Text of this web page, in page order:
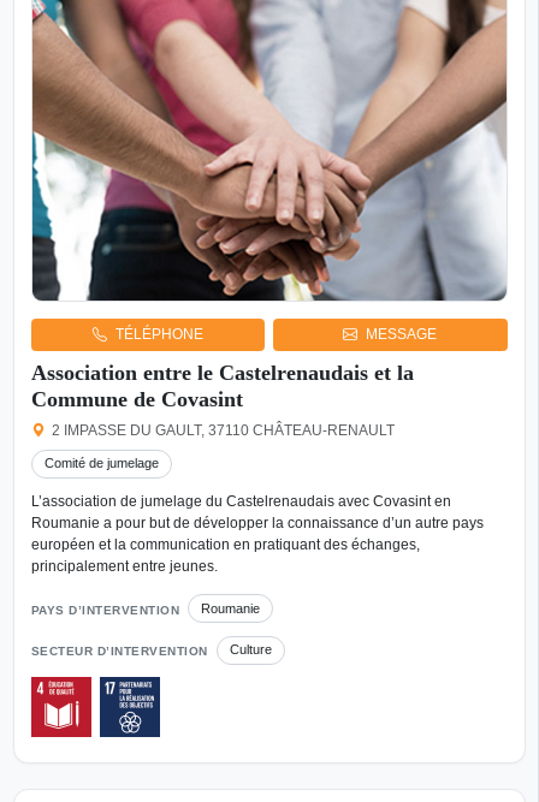
TÉLÉPHONE MESSAGE
Association entre le Castelrenaudais et la
Commune de Covasint
2 IMPASSE DU GAULT, 37110 CHÂTEAU-RENAULT
Comité de jumelage
L’association de jumelage du Castelrenaudais avec Covasint en
Roumanie a pour but de développer la connaissance d’un autre pays
européen et la communication en pratiquant des échanges,
principalement entre jeunes.
PAYS D’INTERVENTION Roumanie
SECTEUR D’INTERVENTION Culture